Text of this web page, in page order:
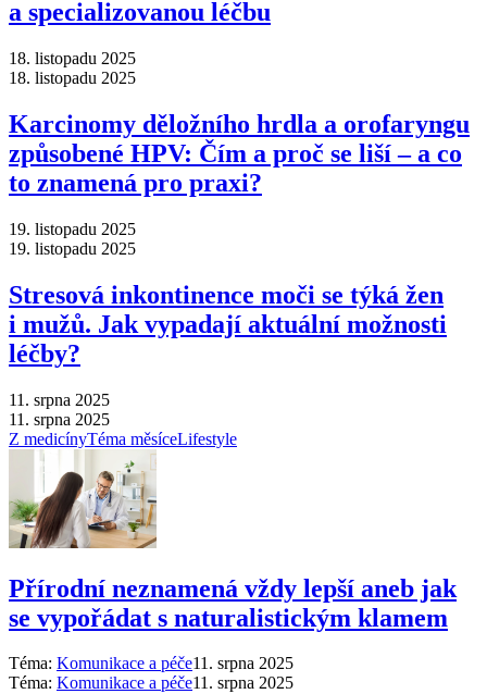
a specializovanou léčbu
18. listopadu 2025
18. listopadu 2025
Karcinomy děložního hrdla a orofaryngu
způsobené HPV: Čím a proč se liší –⁠ a co
to znamená pro praxi?
19. listopadu 2025
19. listopadu 2025
Stresová inkontinence moči se týká žen
i mužů. Jak vypadají aktuální možnosti
léčby?
11. srpna 2025
11. srpna 2025
Z medicínyTéma měsíceLifestyle
Přírodní neznamená vždy lepší aneb jak
se vypořádat s naturalistickým klamem
Téma: Komunikace a péče11. srpna 2025
Téma: Komunikace a péče11. srpna 2025